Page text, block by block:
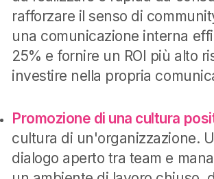
rafforzare il senso di
una comunicazione interna
25% e fornire un ROI più alto
investire nella propria
Promozione di una cultura
cultura di un'organizzazione.
dialogo aperto tra team e